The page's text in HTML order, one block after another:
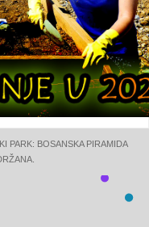
PARK: BOSANSKA PIRAMIDA